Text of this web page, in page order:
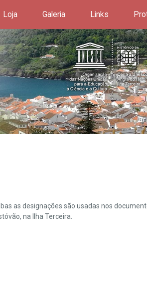
Loja Galeria Links
as designações são usadas nos
na Ilha Terceira.